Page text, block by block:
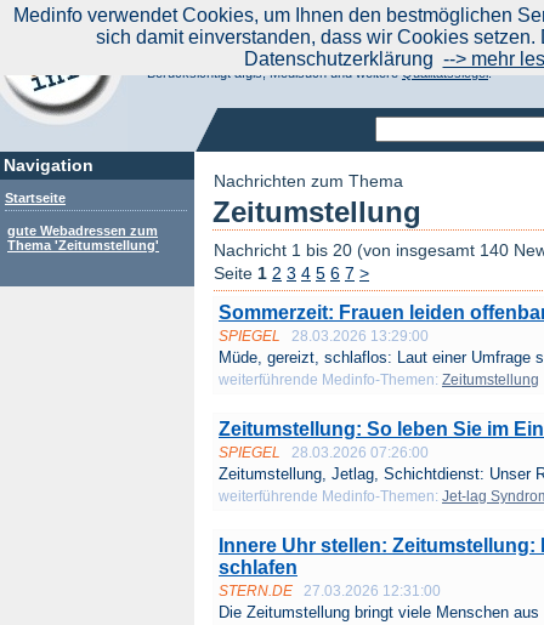
Navigation
Startseite
gute Webadressen zum
Thema 'Zeitumstellung'
Aktuelle Nachrichten|
Suchen Sie noch oder Finden Sie schon?
Medinfo.de - Meta-Portal für Gesundheitsthemen
Berücksichtigt afgis, Medisuch und weitereQualitätssiegel.
Nachrichten zum Thema
Zeitumstellung
Nachricht 1 bis 20 (von insgesamt 140
Seite 1 2 3 4 5 6 7 >
Sommerzeit: Frauen leiden
SPIEGEL 28.03.2026 13:29:00
Müde, gereizt, schlaflos: Laut einer Umfrage
weiterführende Medinfo-Themen: Zeitumstellung
Zeitumstellung: So leben Sie im
SPIEGEL 28.03.2026 07:26:00
Zeitumstellung, Jetlag, Schichtdienst: Unser
weiterführende Medinfo-Themen: Jet-lag
Innere Uhr stellen:
schlafen
STERN.DE 27.03.2026 12:31:00
Die Zeitumstellung bringt viele Menschen aus
Medinfo verwendet Cookies, um Ihnen den bestmöglichen
sich damit einverstanden, dass wir Cookies
Datenschutzerklärung --> mehr